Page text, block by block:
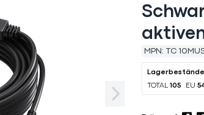
MPN: TC
Lagerbestände
TOTAL 105 EU